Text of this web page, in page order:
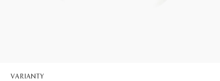
VARIANTY